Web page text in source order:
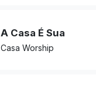
A Casa É Sua
Casa Worship